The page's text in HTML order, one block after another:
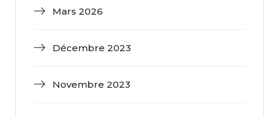
Mars 2026
Décembre 2023
Novembre 2023